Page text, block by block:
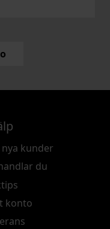
nya kunder
du
konto